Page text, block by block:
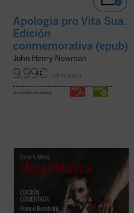
Apologia pro Vita Sua.
Edición
conmemorativa (epub)
John Henry Newman
9,99€ IVA incluido
disponible en ebook:
Nembrini, quien bien puede ser a Dante lo
que Harold Bloom a Shakespeare, nos
introduce en el Miguel Mañara de Milosz --
obra basada en el personaje histórico que
inspiró el mito de don Juan-- de forma
apasionada, mostrando cómo en los ...
ficha)